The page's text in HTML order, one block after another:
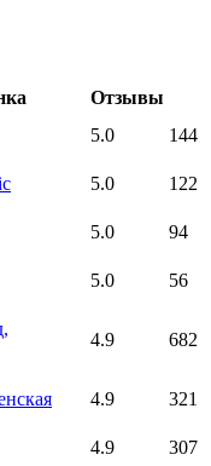
Отзывы
5.0
144
5.0
122
5.0
94
5.0
56
,
4.9 682
4.9
321
4.9
307